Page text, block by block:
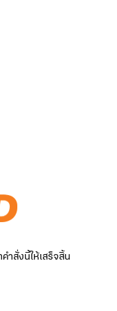
ำสั่งนี้ให้เสร็จสิ้น